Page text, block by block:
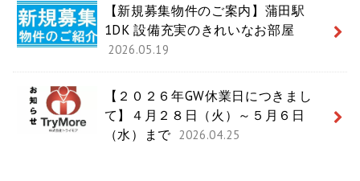
【新規募集物件のご案内】蒲田駅
1DK 設備充実のきれいなお部屋
2026.05.19
【２０２６年GW休業日につきまし
て】４月２８日（火）～５月６日
（水）まで 2026.04.25